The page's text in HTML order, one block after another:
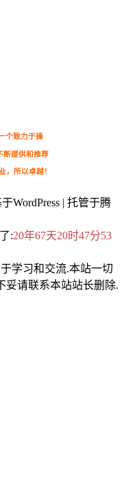
个致力于操
断提供和推荐
，所以卓越！
于WordPress | 托管于腾
:20年67天20时47分54
学习和交流.本站一切
妥请联系本站站长删除.